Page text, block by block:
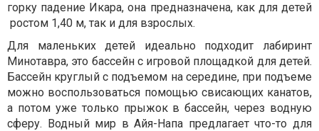
горку падение Икара, она предназначена, как для детей
ростом 1,40 м, так и для взрослых.
Для маленьких детей идеально подходит лабиринт
Минотавра, это бассейн с игровой площадкой для детей.
Бассейн круглый с подъемом на середине, при подъеме
можно воспользоваться помощью свисающих канатов,
а потом уже только прыжок в бассейн, через водную
сферу. Водный мир в Айя-Напа предлагает что-то для